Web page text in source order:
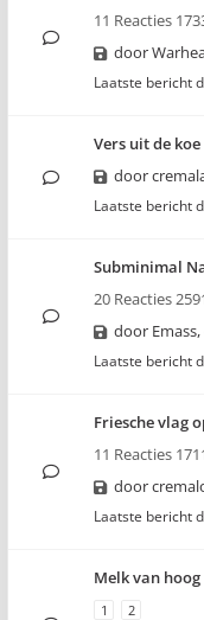
11 Reacties
door
Laatste bericht
Vers uit de koe
door
Laatste bericht
Subminimal
20 Reacties
door Emass,
Laatste bericht
Friesche vlag
11 Reacties
door
Laatste bericht
Melk van
1 2